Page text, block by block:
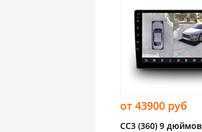
от 43900 руб
CC3 (360) 9 дюймов